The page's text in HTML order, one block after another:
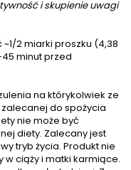
i skupienie uwagi
~1/2 miarki proszku (4,38
45 minut przed
na którykolwiek ze
do spożycia
nie może być
diety. Zalecany jest
tryb życia. Produkt nie
ciąży i matki karmiące.